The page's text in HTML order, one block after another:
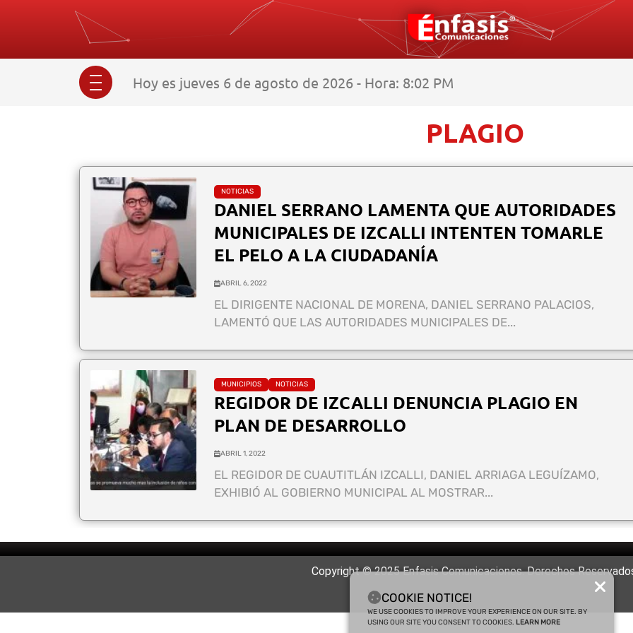
Hoy es jueves 6 de agosto de 2026 - Hora: 8:02 PM
PLAGIO
NOTICIAS
DANIEL SERRANO LAMENTA QUE AUTORIDADES
MUNICIPALES DE IZCALLI INTENTEN TOMARLE
EL PELO A LA CIUDADANÍA
ABRIL 6, 2022
EL DIRIGENTE NACIONAL DE MORENA, DANIEL SERRANO PALACIOS,
LAMENTÓ QUE LAS AUTORIDADES MUNICIPALES DE...
MUNICIPIOS NOTICIAS
REGIDOR DE IZCALLI DENUNCIA PLAGIO EN
PLAN DE DESARROLLO
ABRIL 1, 2022
EL REGIDOR DE CUAUTITLÁN IZCALLI, DANIEL ARRIAGA LEGUÍZAMO,
EXHIBIÓ AL GOBIERNO MUNICIPAL AL MOSTRAR...
Copyright © 2025 Enfasis Comunicaciones. Derechos
COOKIE NOTICE!
WE USE COOKIES TO IMPROVE YOUR EXPERIENCE ON OUR SITE. BY
USING OUR SITE YOU CONSENT TO COOKIES. LEARN MORE